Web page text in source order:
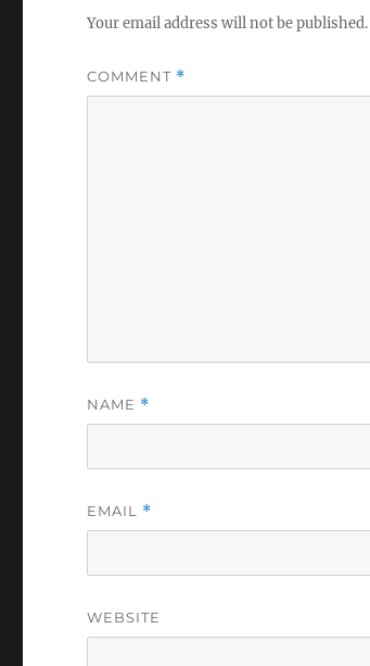
Your email address will not be published.
COMMENT *
NAME *
EMAIL *
WEBSITE